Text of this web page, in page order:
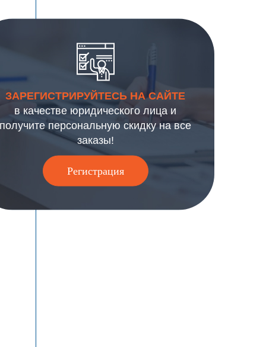
ЗАРЕГИСТРИРУЙТЕСЬ НА САЙТЕ
в качестве юридического лица и
получите персональную скидку на все
заказы!
Регистрация